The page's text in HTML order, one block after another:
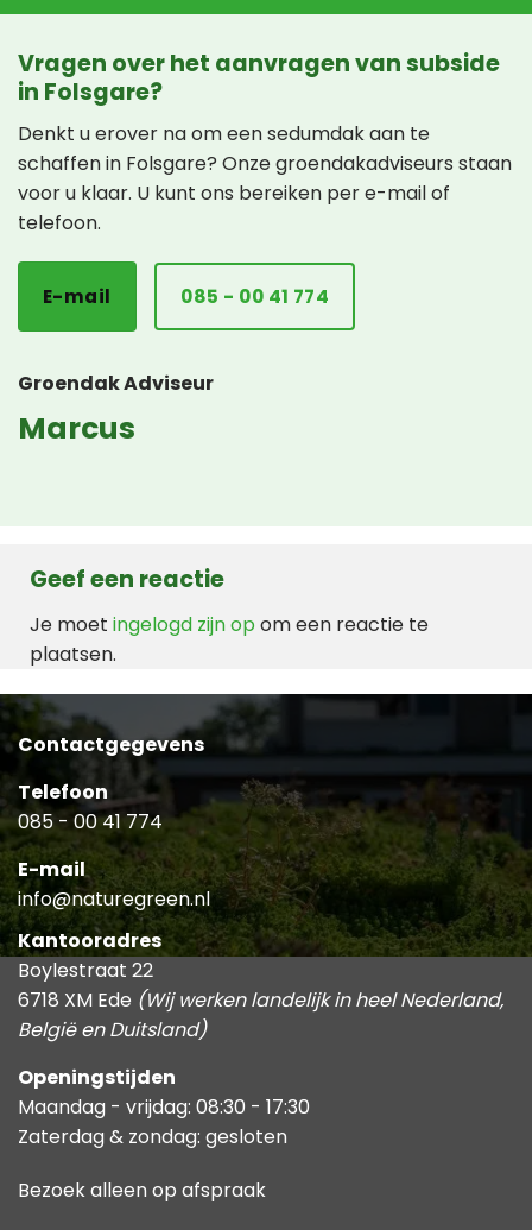
Vragen over het aanvragen van subside
in Folsgare?
Denkt u erover na om een sedumdak aan te
schaffen in Folsgare? Onze groendakadviseurs staan
voor u klaar. U kunt ons bereiken per e-mail of
telefoon.
E-mail 085 - 00 41 774
Groendak Adviseur
Marcus
Geef een reactie
Je moet ingelogd zijn op om een reactie te
plaatsen.
Contactgegevens
Telefoon
085 - 00 41 774
E-mail
info@naturegreen.nl
Kantooradres
Boylestraat 22
6718 XM Ede (Wij werken landelijk in heel Nederland,
België en Duitsland)
Openingstijden
Maandag - vrijdag: 08:30 - 17:30
Zaterdag & zondag: gesloten
Bezoek alleen op afspraak